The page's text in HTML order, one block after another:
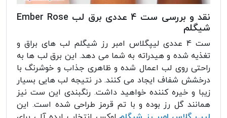
نقد و بررسی ست 4 عددی برق لب Ember Rose
شیگلم
ست 4 عددی لیپگلاس امبر رز شیگلم لب های براق و
تغذیه شده و هیدراته به شما می دهد. این برق لب ها به
راحتی روی لب اعمال شده و ظاهری جذاب و خوشرنگ با
درخشش شفاف ایجاد می کنند. در نتیجه لب هایی بسیار
زیبا و خیره کننده خواهید داشت. رنگبندی این ست نیز
همانند گل رز بوده و با تم قرمز طراحی شده است. این